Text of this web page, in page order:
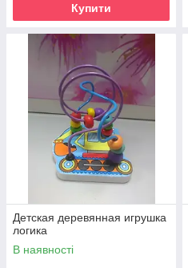
Купити
Детская деревянная игрушка
логика
В наявності